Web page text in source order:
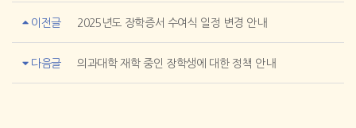
이전글 2025년도 장학증서 수여식 일정 변경 안내
다음글 의과대학 재학 중인 장학생에 대한 정책 안내